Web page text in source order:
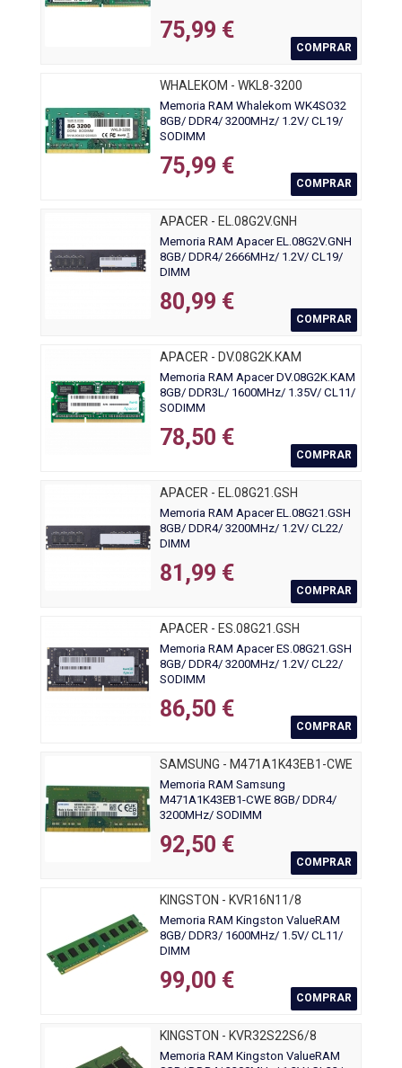
75,99 €
COMPRAR
WHALEKOM - WKL8-3200
Memoria RAM Whalekom WK4SO32
8GB/ DDR4/ 3200MHz/ 1.2V/ CL19/
SODIMM
75,99 €
COMPRAR
APACER - EL.08G2V.GNH
Memoria RAM Apacer EL.08G2V.GNH
8GB/ DDR4/ 2666MHz/ 1.2V/ CL19/
DIMM
80,99 €
COMPRAR
APACER - DV.08G2K.KAM
Memoria RAM Apacer DV.08G2K.KAM
8GB/ DDR3L/ 1600MHz/ 1.35V/ CL11/
SODIMM
78,50 €
COMPRAR
APACER - EL.08G21.GSH
Memoria RAM Apacer EL.08G21.GSH
8GB/ DDR4/ 3200MHz/ 1.2V/ CL22/
DIMM
81,99 €
COMPRAR
APACER - ES.08G21.GSH
Memoria RAM Apacer ES.08G21.GSH
8GB/ DDR4/ 3200MHz/ 1.2V/ CL22/
SODIMM
86,50 €
COMPRAR
SAMSUNG - M471A1K43EB1-CWE
Memoria RAM Samsung
M471A1K43EB1-CWE 8GB/ DDR4/
3200MHz/ SODIMM
92,50 €
COMPRAR
KINGSTON - KVR16N11/8
Memoria RAM Kingston ValueRAM
8GB/ DDR3/ 1600MHz/ 1.5V/ CL11/
DIMM
99,00 €
COMPRAR
KINGSTON - KVR32S22S6/8
Memoria RAM Kingston ValueRAM